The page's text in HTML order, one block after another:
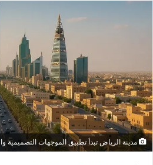
مدينة الرياض تبدأ تطبيق الموجهات التصميمية